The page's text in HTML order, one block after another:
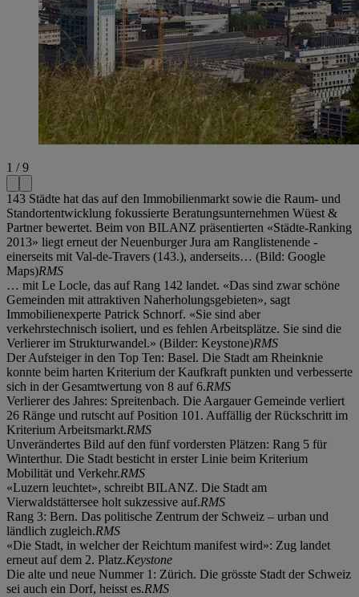
1 / 9
143 Städte hat das auf den Immobilienmarkt sowie die Raum- und
Standortentwicklung fokussierte Beratungsunternehmen Wüest &
Partner bewertet. Beim von BILANZ präsentierten «Städte-Ranking
2013» liegt erneut der Neuenburger Jura am Ranglistenende -
einerseits mit Val-de-Travers (143.), anderseits… (Bild: Google
Maps)RMS
… mit Le Locle, das auf Rang 142 landet. «Das sind zwar schöne
Gemeinden mit attraktiven Naherholungsgebieten», sagt
Immobilienexperte Patrick Schnorf. «Sie sind aber
verkehrstechnisch isoliert, und es fehlen Arbeitsplätze. Sie sind die
Verlierer im Strukturwandel.» (Bilder: Keystone)RMS
Der Aufsteiger in den Top Ten: Basel. Die Stadt am Rheinknie
konnte beim harten Kriterium der Kaufkraft punkten und verbesserte
sich in der Gesamtwertung von 8 auf 6.RMS
Verlierer des Jahres: Spreitenbach. Die Aargauer Gemeinde verliert
26 Ränge und rutscht auf Position 101. Auffällig der Rückschritt im
Kriterium Arbeitsmarkt.RMS
Unverändertes Bild auf den fünf vordersten Plätzen: Rang 5 für
Winterthur. Die Stadt besticht in erster Linie beim Kriterium
Mobilität und Verkehr.RMS
«Luzern leuchtet», schreibt BILANZ. Die Stadt am
Vierwaldstättersee holt sukzessive auf.RMS
Rang 3: Bern. Das politische Zentrum der Schweiz – urban und
ländlich zugleich.RMS
«Die Stadt, in welcher der Reichtum manifest wird»: Zug landet
erneut auf dem 2. Platz.Keystone
Die alte und neue Nummer 1: Zürich. Die grösste Stadt der Schweiz
sei auch ein Dorf, heisst es.RMS